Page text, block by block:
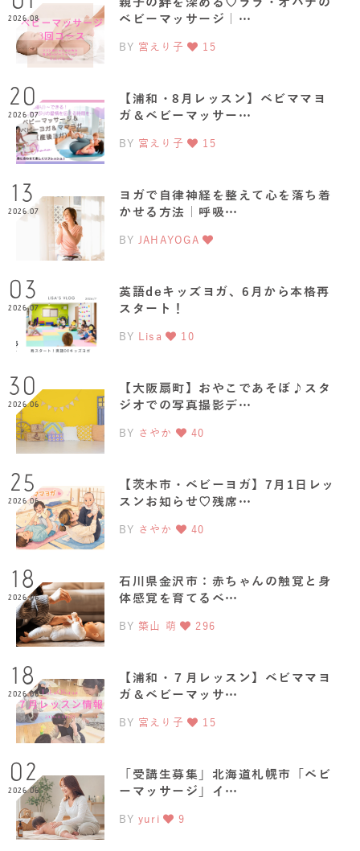
2026.08
ベビーマッサージ｜…
BY 宮えり子 15
20
2026.07
【浦和・8月レッスン】ベビママヨ
ガ＆ベビーマッサー…
BY 宮えり子 15
13
2026.07
ヨガで自律神経を整えて心を落ち着
かせる方法｜呼吸…
BY JAHAYOGA
03
2026.07
英語deキッズヨガ、6月から本格再
スタート！
BY Lisa 10
30
2026.06
【大阪扇町】おやこであそぼ♪スタ
ジオでの写真撮影デ…
BY さやか 40
25
2026.06
【茨木市・ベビーヨガ】7月1日レッ
スンお知らせ♡残席…
BY さやか 40
18
2026.06
石川県金沢市：赤ちゃんの触覚と身
体感覚を育てるベ…
BY 築山 萌 296
18
2026.06
【浦和・７月レッスン】ベビママヨ
ガ＆ベビーマッサ…
BY 宮えり子 15
02
2026.06
「受講生募集」北海道札幌市「ベビ
ーマッサージ」イ…
BY yuri 9